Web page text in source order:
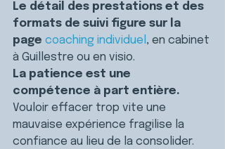
Le détail des prestations et des
formats de suivi figure sur la
page coaching individuel , en cabinet
à Guillestre ou en visio.
La patience est une
compétence à part entière.
Vouloir effacer trop vite une
mauvaise expérience fragilise la
confiance au lieu de la consolider.